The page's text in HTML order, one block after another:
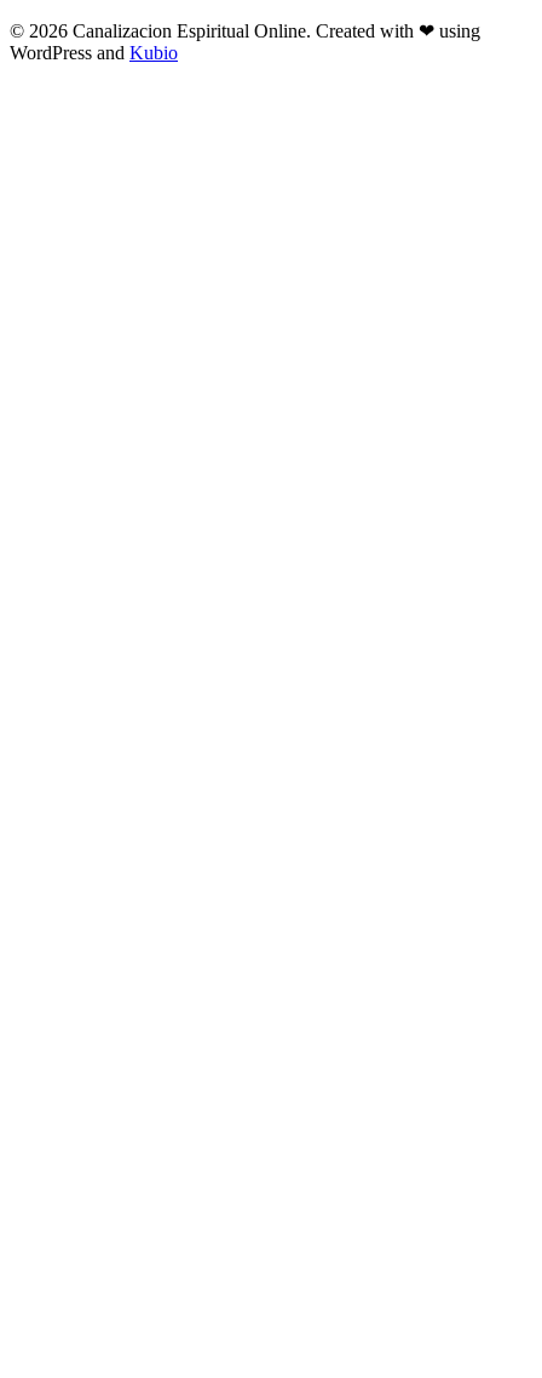
© 2026 Canalizacion Espiritual Online. Created with ❤ using
WordPress and Kubio